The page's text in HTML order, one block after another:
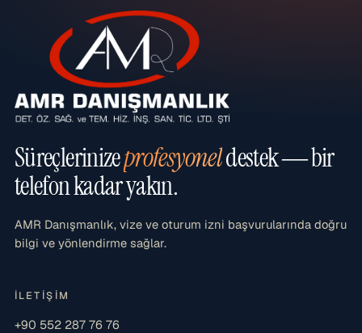
Süreçlerinizeprofesyoneldestek — bir
telefon kadar yakın.
AMR Danışmanlık, vize ve oturum izni başvurularında doğru
bilgi ve yönlendirme sağlar.
İLETIŞIM
+90 552 287 76 76